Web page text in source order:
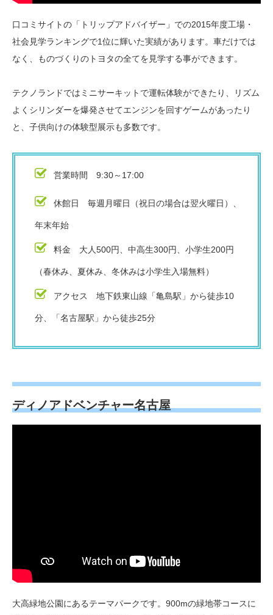
口コミサイトの「トリップアドバイザー」での2015年度工場・
社会見学ランキングで1位に輝いた実績があります。車だけでは
なく、ものづくりのトヨタの全てを見学する事ができます。
テクノランドではミニサーキットで運転体験ができたり、リズム
よくシリンダーを爆発させてエンジンを回すゲームがあったり
と、子供向けの体験型展示も多数です。
営業時間 9:30～17:00
休館日 毎週月曜日（祝日の場合は翌火曜日）、
年末年始
料金 大人500円、中高生300円、小学生200円
（春休み、夏休み、冬休みは小学生入場無料）
アクセス 地下鉄東山線「亀島駅」から徒歩10
分、「名古屋駅」から徒歩25分
ディノアドベンチャー名古屋
大高緑地公園にあるテーマパークです。900mの緑地帯コースに